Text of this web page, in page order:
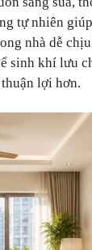
tự nhiên
nhà dễ
sinh khí lưu
lợi hơn.